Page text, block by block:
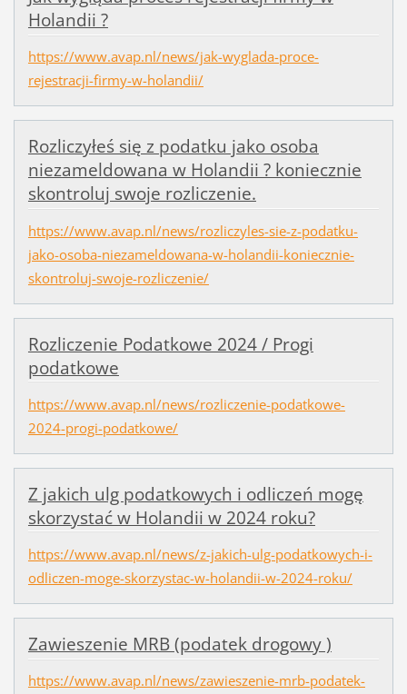
Holandii ?
https://www.avap.nl/news/jak-wyglada-proce-
rejestracji-firmy-w-holandii/
Rozliczyłeś się z podatku jako osoba
niezameldowana w Holandii ? koniecznie
skontroluj swoje rozliczenie.
https://www.avap.nl/news/rozliczyles-sie-z-podatku-
jako-osoba-niezameldowana-w-holandii-koniecznie-
skontroluj-swoje-rozliczenie/
Rozliczenie Podatkowe 2024 / Progi
podatkowe
https://www.avap.nl/news/rozliczenie-podatkowe-
2024-progi-podatkowe/
Z jakich ulg podatkowych i odliczeń mogę
skorzystać w Holandii w 2024 roku?
https://www.avap.nl/news/z-jakich-ulg-podatkowych-i-
odliczen-moge-skorzystac-w-holandii-w-2024-roku/
Zawieszenie MRB (podatek drogowy )
https://www.avap.nl/news/zawieszenie-mrb-podatek-